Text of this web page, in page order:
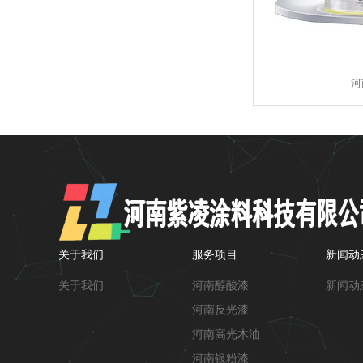
关于我们
关于我们
服务项目
河南醇酸漆
河南反光漆
河南高光木油
河南银粉漆
新闻动
新闻动